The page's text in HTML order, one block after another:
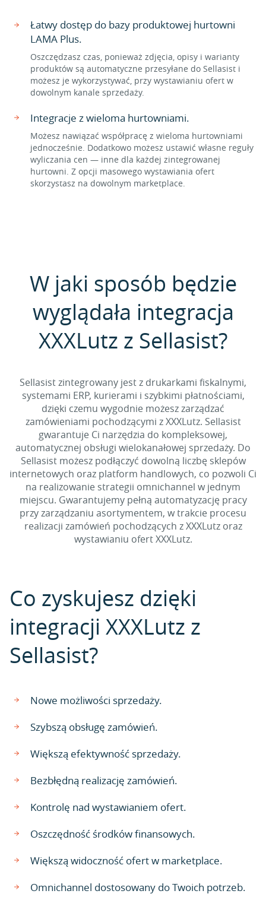
Łatwy dostęp do bazy produktowej hurtowni
LAMA Plus.
Oszczędzasz czas, ponieważ zdjęcia, opisy i warianty
produktów są automatyczne przesyłane do Sellasist i
możesz je wykorzystywać, przy wystawianiu ofert w
dowolnym kanale sprzedaży.
Integracje z wieloma hurtowniami.
Możesz nawiązać współpracę z wieloma hurtowniami
jednocześnie. Dodatkowo możesz ustawić własne reguły
wyliczania cen — inne dla każdej zintegrowanej
hurtowni. Z opcji masowego wystawiania ofert
skorzystasz na dowolnym marketplace.
W jaki sposób będzie
wyglądała integracja
XXXLutz z Sellasist?
Sellasist zintegrowany jest z drukarkami fiskalnymi,
systemami ERP, kurierami i szybkimi płatnościami,
dzięki czemu wygodnie możesz zarządzać
zamówieniami pochodzącymi z XXXLutz. Sellasist
gwarantuje Ci narzędzia do kompleksowej,
automatycznej obsługi wielokanałowej sprzedaży. Do
Sellasist możesz podłączyć dowolną liczbę sklepów
internetowych oraz platform handlowych, co pozwoli Ci
na realizowanie strategii omnichannel w jednym
miejscu. Gwarantujemy pełną automatyzację pracy
przy zarządzaniu asortymentem, w trakcie procesu
realizacji zamówień pochodzących z XXXLutz oraz
wystawianiu ofert XXXLutz.
Co zyskujesz dzięki
integracji XXXLutz z
Sellasist?
Nowe możliwości sprzedaży.
Szybszą obsługę zamówień.
Większą efektywność sprzedaży.
Bezbłędną realizację zamówień.
Kontrolę nad wystawianiem ofert.
Oszczędność środków finansowych.
Większą widoczność ofert w marketplace.
Omnichannel dostosowany do Twoich potrzeb.